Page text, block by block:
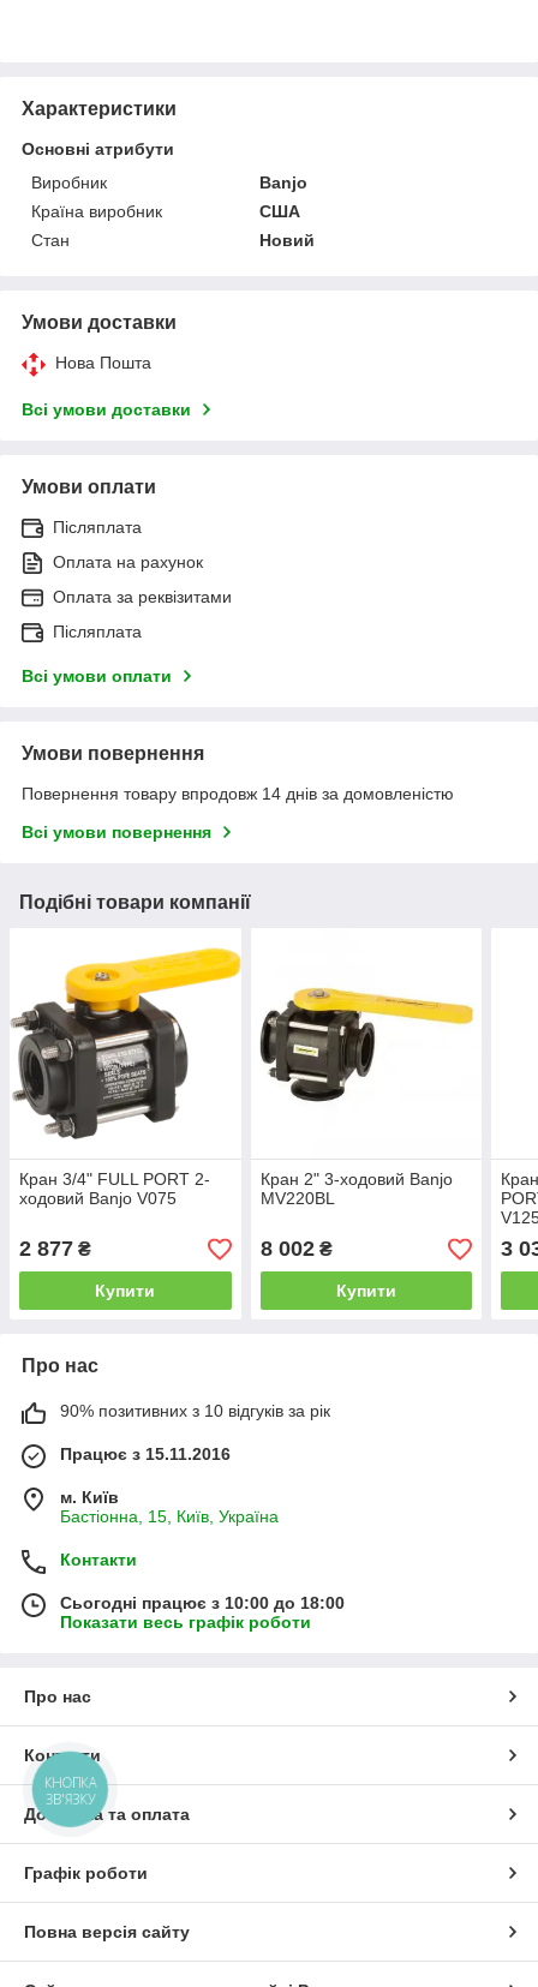
Характеристики
Основні атрибути
Виробник
Banjo
Країна виробник
США
Стан
Новий
Умови доставки
Нова Пошта
Всі умови доставки
Умови оплати
Післяплата
Оплата на рахунок
Оплата за реквізитами
Післяплата
Всі умови оплати
Умови повернення
Повернення товару впродовж 14 днів за домовленістю
Всі умови повернення
Подібні товари компанії
Кран 3/4" FULL PORT 2-
ходовий Banjo V075
2 877 ₴
Купити
Кран 2" 3-ходовий Banjo
MV220BL
8 002₴
Купити
3
Про нас
90% позитивних з 10 відгуків за рік
Працює з 15.11.2016
м. Київ
Бастіонна, 15, Київ, Україна
Контакти
Сьогодні працює з 10:00 до 18:00
Показати весь графік роботи
Про нас
Контакти
Доставка та оплата
Графік роботи
Повна версія сайту
КНОПКА
ЗВ'ЯЗКУ